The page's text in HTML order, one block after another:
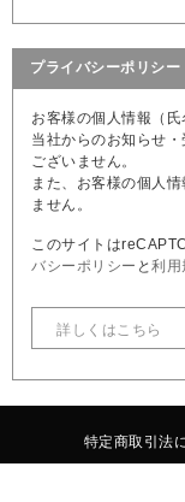
プライバシーポリシー
お客様の個人情報（
当社からのお知らせ
ございません。
また、お客様の個人
ません。
このサイトは
バシーポリシー と 利用
詳しくはこちら
特定商取引法